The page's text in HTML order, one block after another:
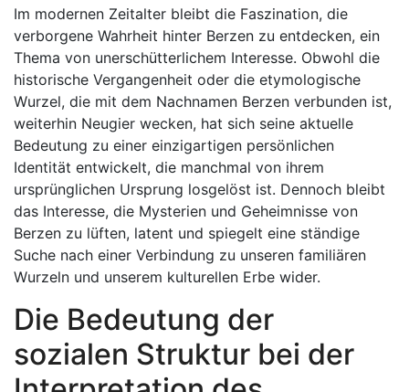
Im modernen Zeitalter bleibt die Faszination, die
verborgene Wahrheit hinter Berzen zu entdecken, ein
Thema von unerschütterlichem Interesse. Obwohl die
historische Vergangenheit oder die etymologische
Wurzel, die mit dem Nachnamen Berzen verbunden ist,
weiterhin Neugier wecken, hat sich seine aktuelle
Bedeutung zu einer einzigartigen persönlichen
Identität entwickelt, die manchmal von ihrem
ursprünglichen Ursprung losgelöst ist. Dennoch bleibt
das Interesse, die Mysterien und Geheimnisse von
Berzen zu lüften, latent und spiegelt eine ständige
Suche nach einer Verbindung zu unseren familiären
Wurzeln und unserem kulturellen Erbe wider.
Die Bedeutung der
sozialen Struktur bei der